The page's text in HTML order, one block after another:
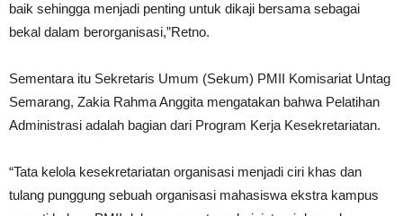
baik sehingga menjadi penting untuk dikaji bersama sebagai
bekal dalam berorganisasi,”Retno.
Sementara itu Sekretaris Umum (Sekum) PMII Komisariat Untag
Semarang, Zakia Rahma Anggita mengatakan bahwa Pelatihan
Administrasi adalah bagian dari Program Kerja Kesekretariatan.
“Tata kelola kesekretariatan organisasi menjadi ciri khas dan
tulang punggung sebuah organisasi mahasiswa ekstra kampus